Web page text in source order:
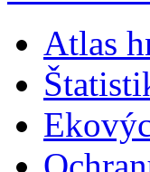
Atlas